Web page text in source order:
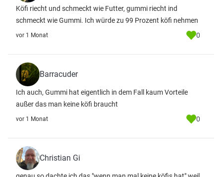
Köfi riecht und schmeckt wie Futter, gummi riecht ind
schmeckt wie Gummi. Ich würde zu 99 Prozent köfi nehmen
vor 1 Monat 0
Barracuder
Ich auch, Gummi hat eigentlich in dem Fall kaum Vorteile
außer das man keine köfi braucht
vor 1 Monat 0
Christian Gi